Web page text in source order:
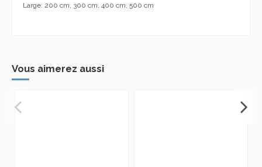
Large: 200 cm, 300 cm, 400 cm, 500 cm
Vous aimerez aussi